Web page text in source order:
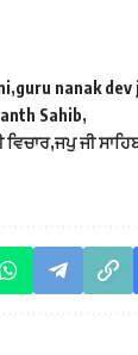
guru nanak dev
Sahib
ਵਿਚਾਰ ਜਪੁ ਜੀ